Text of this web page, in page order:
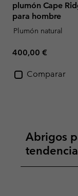
plumón Cape
para hombre
Plumón natural
Regular price:
400,00 €
Comparar
Abrigos